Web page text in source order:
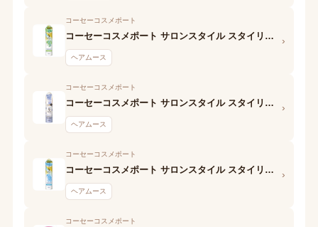
コーセーコスメポート
コーセーコスメポート サロンスタイル スタイリングムース(スーパーハード)
ヘアムース
›
コーセーコスメポート
コーセーコスメポート サロンスタイル スタイリングムース(さらさらストレート)
ヘアムース
›
コーセーコスメポート
コーセーコスメポート サロンスタイル スタイリングムース(くっきりウェービー)
ヘアムース
›
コーセーコスメポート